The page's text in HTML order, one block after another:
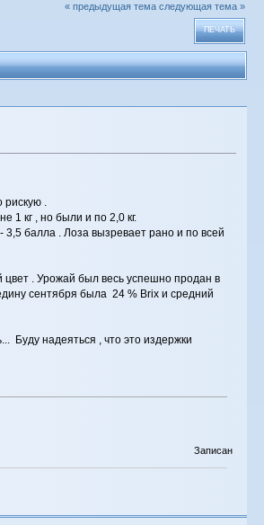
« предыдущая тема следующая тема »
ПЕЧАТЬ
рискую .
1 кг , но были и по 2,0 кг.
3,5 балла . Лоза вызревает рано и по всей
цвет . Урожай был весь успешно продан в
сентября была 24 % Brix и средний
Буду надеяться , что это издержки
Записан